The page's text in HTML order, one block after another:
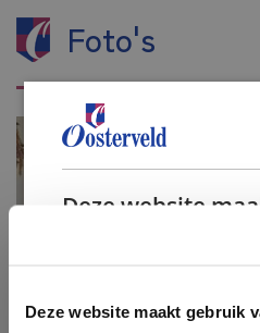
Deze website maakt gebruik
Aankoop
Zoekopdracht
Verkoop
Verkoop woning
Bouwtechnische keuring
Foto's
Deze website
verkeer te analyseren.